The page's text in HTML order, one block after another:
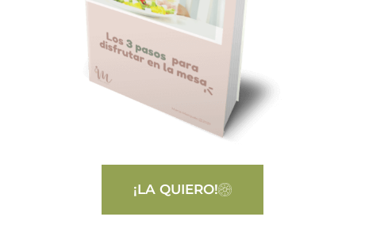
¡LA QUIERO!